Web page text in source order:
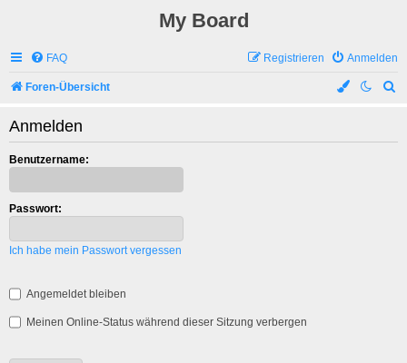
My Board
FAQ Anmelden
Registrieren
Foren-Übersicht
Anmelden
Benutzername:
Passwort:
Ich habe mein Passwort vergessen
Angemeldet bleiben
Meinen Online-Status während dieser Sitzung verbergen